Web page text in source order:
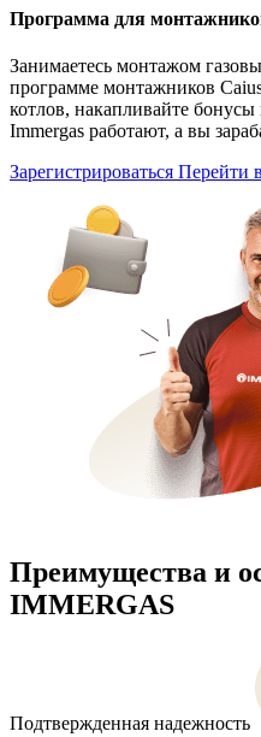
Программа для
Занимаетесь монтажом
программе монтажников
котлов, накапливайте
Immergas работают, а вы
Зарегистрироваться Перейти
Преимущества и
IMMERGAS
Подтвержденная надежность